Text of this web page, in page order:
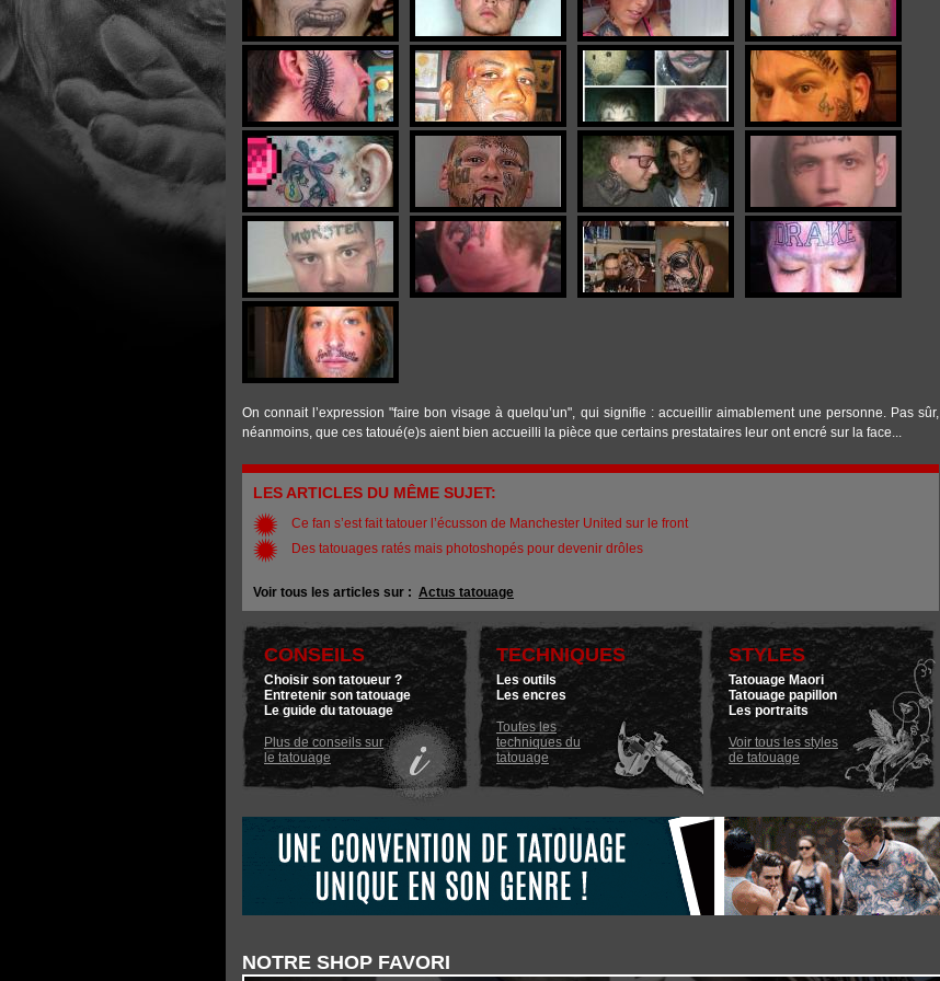
On connait l’expression "faire bon visage à quelqu’un", qui signifie : accueillir aimablement une personne. Pas sûr,
néanmoins, que ces tatoué(e)s aient bien accueilli la pièce que certains prestataires leur ont encré sur la face...
LES ARTICLES DU MÊME SUJET:
Ce fan s’est fait tatouer l’écusson de Manchester United sur le front
Des tatouages ratés mais photoshopés pour devenir drôles
Voir tous les articles sur : Actus tatouage
CONSEILS
Choisir son tatoueur ?
Entretenir son tatouage
Le guide du tatouage
Plus de conseils sur
le tatouage
TECHNIQUES
Les outils
Les encres
Toutes les
techniques du
tatouage
STYLES
Tatouage Maori
Tatouage papillon
Les portraits
Voir tous les styles
de tatouage
NOTRE SHOP FAVORI